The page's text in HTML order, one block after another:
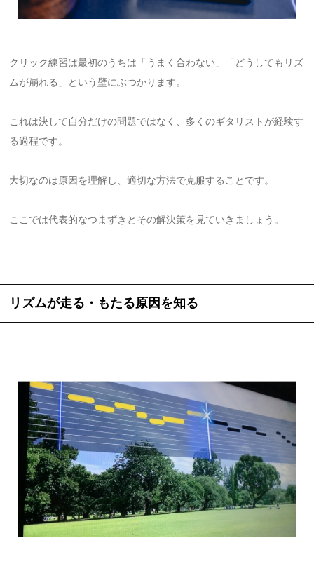
クリック練習は最初のうちは「うまく合わない」「どうしてもリズ
ムが崩れる」という壁にぶつかります。
これは決して自分だけの問題ではなく、多くのギタリストが経験す
る過程です。
大切なのは原因を理解し、適切な方法で克服することです。
ここでは代表的なつまずきとその解決策を見ていきましょう。
リズムが走る・もたる原因を知る